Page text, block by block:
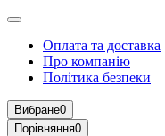
Оплата та доставка
Про компанію
Політика безпеки
Вибране0
Порівняння0